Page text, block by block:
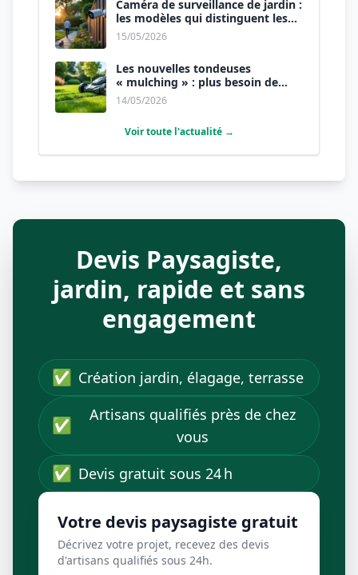
Caméra de surveillance de jardin :
les modèles qui distinguent les
humains des animaux.
15/05/2026
Les nouvelles tondeuses
« mulching » : plus besoin de
ramasser l’herbe.
14/05/2026
Voir toute l'actualité →
Devis Paysagiste,
jardin, rapide et sans
engagement
✅ Création jardin, élagage, terrasse
✅
Artisans qualifiés près de chez
vous
✅ Devis gratuit sous 24 h
Votre devis paysagiste gratuit
Décrivez votre projet, recevez des devis
d'artisans qualifiés sous 24h.